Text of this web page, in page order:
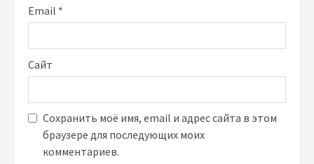
Email *
Сайт
Сохранить моё имя, email и адрес сайта в этом
браузере для последующих моих
комментариев.